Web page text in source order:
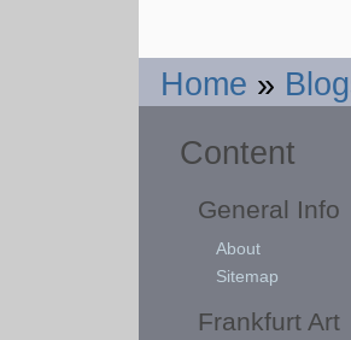
Home »
Content
General Info
About
Sitemap
Frankfurt Art